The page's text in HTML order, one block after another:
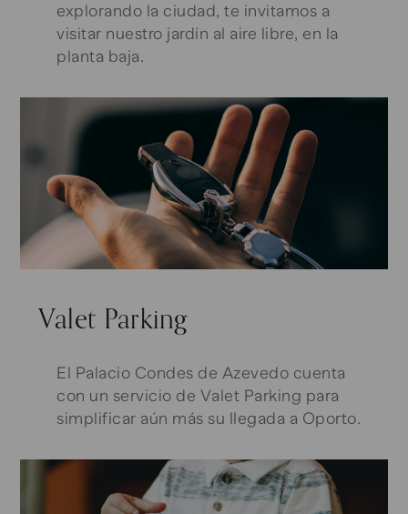
explorando la ciudad, te invitamos a
visitar nuestro jardín al aire libre, en la
planta baja.
Valet Parking
El Palacio Condes de Azevedo cuenta
con un servicio de Valet Parking para
simplificar aún más su llegada a Oporto.